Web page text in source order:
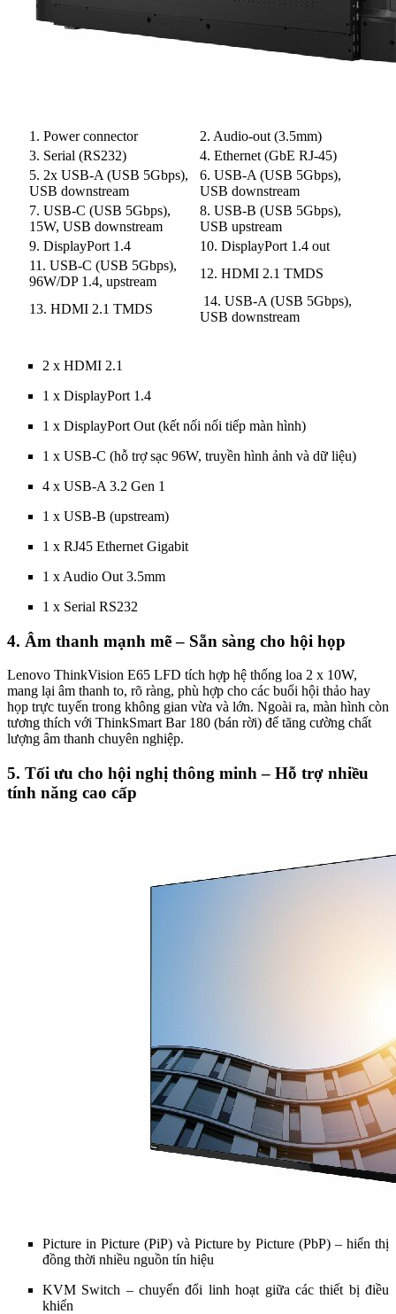
1. Power connector
2. Audio-out (3.5mm)
3. Serial (RS232)
4. Ethernet (GbE RJ-45)
5. 2x USB-A (USB 5Gbps),
USB downstream
6. USB-A (USB 5Gbps),
USB downstream
7. USB-C (USB 5Gbps),
15W, USB downstream
8. USB-B (USB 5Gbps),
USB upstream
9. DisplayPort 1.4
10. DisplayPort 1.4 out
11. USB-C (USB 5Gbps),
96W/DP 1.4, upstream
12. HDMI 2.1 TMDS
13. HDMI 2.1 TMDS
14. USB-A (USB 5Gbps),
USB downstream
2 x HDMI 2.1
1 x DisplayPort 1.4
1 x DisplayPort Out (kết nối nối tiếp màn hình)
1 x USB-C (hỗ trợ sạc 96W, truyền hình ảnh và dữ liệu)
4 x USB-A 3.2 Gen 1
1 x USB-B (upstream)
1 x RJ45 Ethernet Gigabit
1 x Audio Out 3.5mm
1 x Serial RS232
4. Âm thanh mạnh mẽ – Sẵn sàng cho hội họp
Lenovo ThinkVision E65 LFD tích hợp hệ thống loa 2 x 10W,
mang lại âm thanh to, rõ ràng, phù hợp cho các buổi hội thảo hay
họp trực tuyến trong không gian vừa và lớn. Ngoài ra, màn hình còn
tương thích với ThinkSmart Bar 180 (bán rời) để tăng cường chất
lượng âm thanh chuyên nghiệp.
5. Tối ưu cho hội nghị thông minh – Hỗ trợ nhiều
tính năng cao cấp
Picture in Picture (PiP) và Picture by Picture (PbP) – hiển thị
đồng thời nhiều nguồn tín hiệu
KVM Switch – chuyển đổi linh hoạt giữa các thiết bị điều
khiển